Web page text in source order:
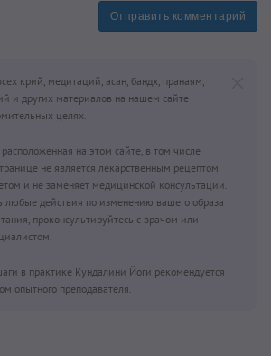
Отправить комментарий
крий, медитаций, асан, бандх, пранаям,
и других материалов на нашем сайте
целях.
на этом сайте, в том числе
не является лекарственным рецептом
и не заменяет медицинской консультации.
любые действия по изменению вашего образа
проконсультируйтесь с врачом или
в практике Кундалини Йоги рекомендуется
опытного преподавателя.